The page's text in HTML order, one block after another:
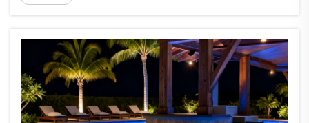
bare for å være inne i det. Men her er knepet: du